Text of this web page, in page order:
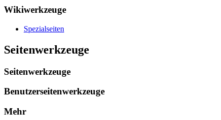
Wikiwerkzeuge
Spezialseiten
Seitenwerkzeuge
Seitenwerkzeuge
Benutzerseitenwerkzeuge
Mehr